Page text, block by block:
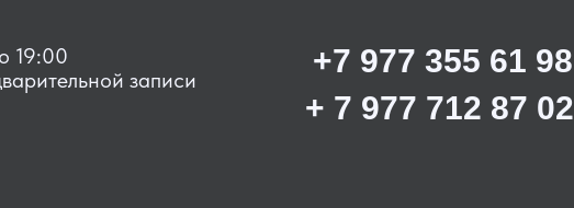
+ 7 977 712 87 02
19:00
записи
+7 977 355 61 98